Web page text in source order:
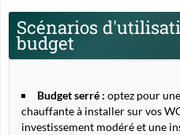
Scénarios
budget
Budget serré : optez pour
chauffante à installer sur vos
investissement modéré et une